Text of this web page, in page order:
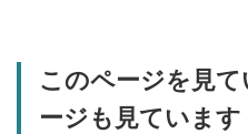
このページを見
ージも見ています